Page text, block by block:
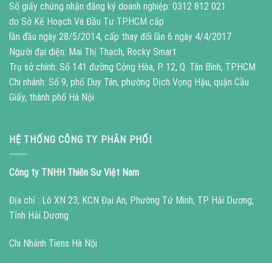
Số giấy chứng nhận đăng ký doanh nghiệp: 0312 812 021
do Sở Kế Hoạch Và Đầu Tư TP.HCM cấp
lần đầu ngày 28/5/2014, cấp thay đổi lần 6 ngày 4/4/2017
Người đại diện: Mai Thị Thạch, Rocky Smart
Trụ sở chính: Số 141 đường Cộng Hòa, P. 12, Q. Tân Bình, TP.HCM
Chi nhánh: Số 9, phố Duy Tân, phường Dịch Vọng Hậu, quận Cầu
Giấy, thành phố Hà Nội
HỆ THỐNG CÔNG TY PHÂN PHỐI
Công ty TNHH Thiên Sư Việt Nam
Địa chỉ : Lô XN 23, KCN Đại An, Phường Tứ Minh, TP Hải Dương,
Tỉnh Hải Dương
Chi Nhánh Tiens Hà Nội